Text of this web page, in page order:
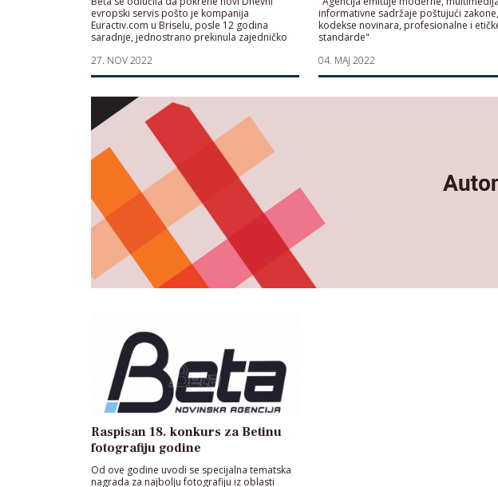
evropski servis pošto je kompanija
Euractiv.com u Briselu, posle 12 godina
saradnje, jednostrano prekinula zajedničko
27. NOV 2022
informativne sadržaje poštujući zakone,
kodekse novinara, profesionalne i
standarde"
04. MAJ 2022
Raspisan 18. konkurs za Betinu
fotografiju godine
Od ove godine uvodi se specijalna tematska
nagrada za najbolju fotografiju iz oblasti